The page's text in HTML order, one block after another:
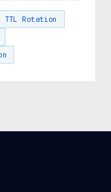
TTL Rotation